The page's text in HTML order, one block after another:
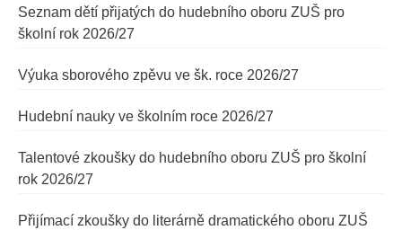
Seznam dětí přijatých do hudebního oboru ZUŠ pro
školní rok 2026/27
Výuka sborového zpěvu ve šk. roce 2026/27
Hudební nauky ve školním roce 2026/27
Talentové zkoušky do hudebního oboru ZUŠ pro školní
rok 2026/27
Přijímací zkoušky do literárně dramatického oboru ZUŠ